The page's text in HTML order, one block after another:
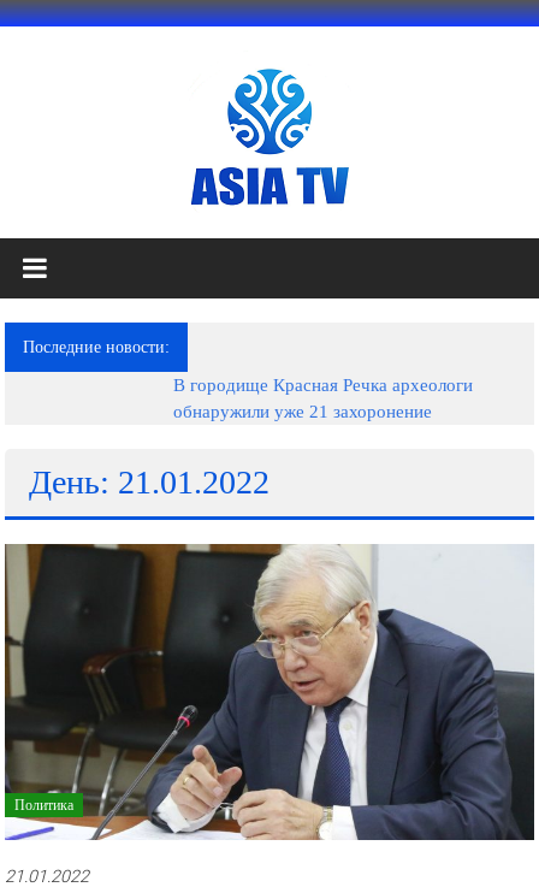
Перейти
АЗИЯ
ТВ
это
телеканал
фильмы,
музыкальные
рекламные
ролики
презентации.
Последние новости:
В городище Красная Речка археологи
обнаружили уже 21 захоронение
День: 21.01.2022
Политика
21.01.2022